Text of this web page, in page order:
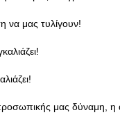
να μας τυλίγουν!
μας δύναμη, η